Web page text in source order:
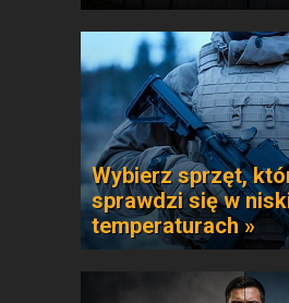
Wybierz sprzęt,
sprawdzi się w
temperaturach »